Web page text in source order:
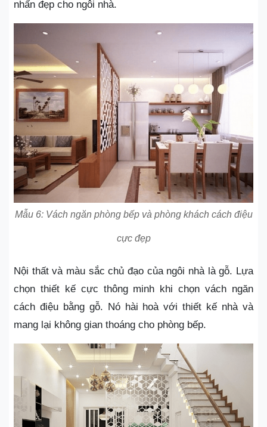
nhấn đẹp cho ngôi nhà.
Mẫu 6: Vách ngăn phòng bếp và phòng khách cách điệu
cực đẹp
Nội thất và màu sắc chủ đạo của ngôi nhà là gỗ. Lựa
chọn thiết kế cực thông minh khi chọn vách ngăn
cách điệu bằng gỗ. Nó hài hoà với thiết kế nhà và
mang lại không gian thoáng cho phòng bếp.